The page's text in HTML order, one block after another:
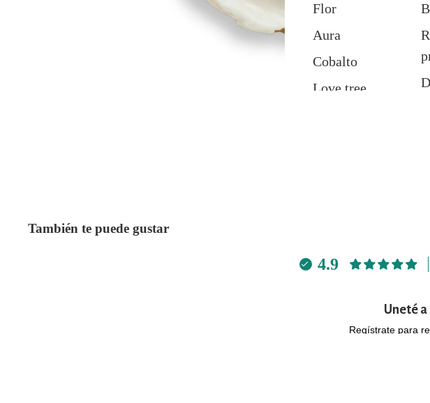
Flor
Aura
Cobalto
Love tree
También te puede gustar
4.9
Uneté
Regístrate para